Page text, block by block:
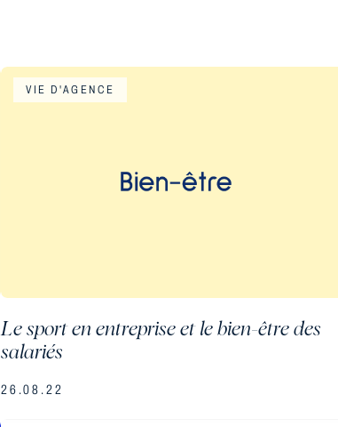
Le sport en entreprise et le bien-être des
salariés
VIE D'AGENCE
26.08.22